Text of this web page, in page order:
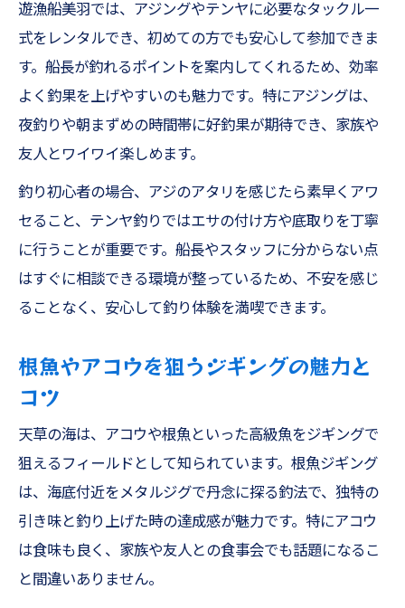
人気のジギングやアジングに挑戦したい方必見
アジングやテンヤで狙う旬の根魚の釣り方
太刀魚やアコウを狙う天草遊漁船の活用法
ファミリーフィッシングで安全に楽しむコ
ツ
季節ごとに狙える根魚やアコウの魅力とは
春夏秋冬の熊本釣船で根魚を満喫する方法
感
初心者でも釣れるファミリー五目釣りの魅
力
家族釣りで季節ごとのターゲットを楽しむ
遊漁船美羽では、アジングやテンヤに必要なタックル一
式をレンタルでき、初めての方でも安心して参加できま
す。船長が釣れるポイントを案内してくれるため、効率
よく釣果を上げやすいのも魅力です。特にアジングは、
夜釣りや朝まずめの時間帯に好釣果が期待でき、家族や
友人とワイワイ楽しめます。
釣り初心者の場合、アジのアタリを感じたら素早くアワ
セること、テンヤ釣りではエサの付け方や底取りを丁寧
に行うことが重要です。船長やスタッフに分からない点
はすぐに相談できる環境が整っているため、不安を感じ
ることなく、安心して釣り体験を満喫できます。
根魚やアコウを狙うジギングの魅力と
コツ
天草の海は、アコウや根魚といった高級魚をジギングで
狙えるフィールドとして知られています。根魚ジギング
は、海底付近をメタルジグで丹念に探る釣法で、独特の
引き味と釣り上げた時の達成感が魅力です。特にアコウ
は食味も良く、家族や友人との食事会でも話題になるこ
と間違いありません。